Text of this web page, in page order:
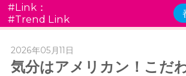
#Link：
#Trend Link
2026年05月11日
気分はアメリカン！こだ